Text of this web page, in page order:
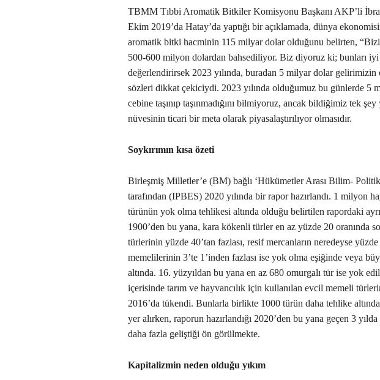
TBMM Tıbbi Aromatik Bitkiler Komisyonu Başkanı AKP’li
Ekim 2019’da Hatay’da yaptığı bir açıklamada, dünya
aromatik bitki hacminin 115 milyar dolar olduğunu belirten,
500-600 milyon dolardan bahsediliyor. Biz diyoruz ki; bunları
değerlendirirsek 2023 yılında, buradan 5 milyar dolar gelirimizin
sözleri dikkat çekiciydi. 2023 yılında olduğumuz bu günlerde 5
cebine taşınıp taşınmadığını bilmiyoruz, ancak bildiğimiz tek şey
nüvesinin ticari bir meta olarak piyasalaştırılıyor olmasıdır.
Soykırımın kısa özeti
Birleşmiş Milletler’e (BM) bağlı ‘Hükümetler Arası Bilim-
tarafından (IPBES) 2020 yılında bir rapor hazırlandı. 1 milyon
türünün yok olma tehlikesi altında olduğu belirtilen rapordaki
1900’den bu yana, kara kökenli türler en az yüzde 20 oranında
türlerinin yüzde 40’tan fazlası, resif mercanların neredeyse
memelilerinin 3’te 1’inden fazlası ise yok olma eşiğinde veya
altında. 16. yüzyıldan bu yana en az 680 omurgalı tür ise yok
içerisinde tarım ve hayvancılık için kullanılan evcil memeli
2016’da tükendi. Bunlarla birlikte 1000 türün daha tehlike
yer alırken, raporun hazırlandığı 2020’den bu yana geçen 3
daha fazla geliştiği ön görülmekte.
Kapitalizmin neden olduğu yıkım